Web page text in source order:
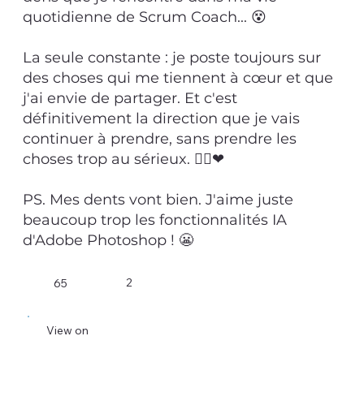
quotidienne de Scrum Coach... 😵
La seule constante : je poste toujours sur
des choses qui me tiennent à cœur et que
j'ai envie de partager. Et c'est
définitivement la direction que je vais
continuer à prendre, sans prendre les
choses trop au sérieux. 🙋‍♂️❤
PS. Mes dents vont bien. J'aime juste
beaucoup trop les fonctionnalités IA
d'Adobe Photoshop ! 😬
65 2
View on